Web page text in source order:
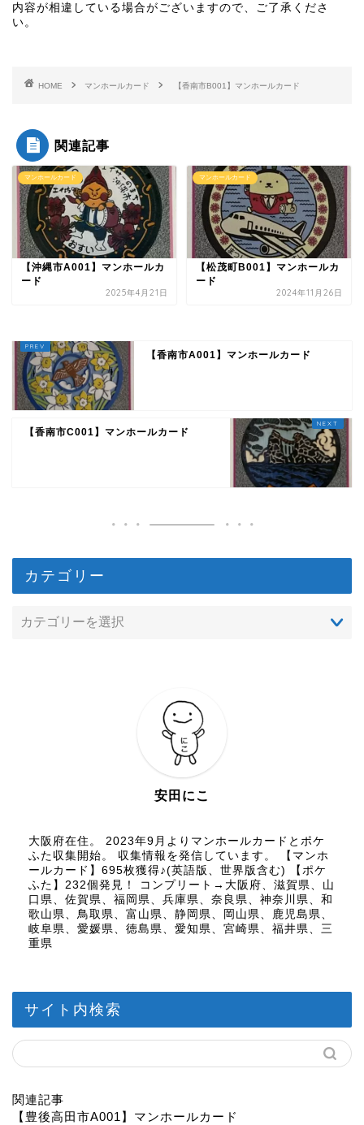
内容が相違している場合がございますので、ご了承くださ
い。
HOME マンホールカード 【香南市B001】マンホールカード
関連記事
マンホールカード
【沖縄市A001】マンホールカ
ード
2025年4月21日
マンホールカード
【松茂町B001】マンホールカ
ード
2024年11月26日
【香南市A001】マンホールカード
【香南市C001】マンホールカード
カテゴリー
安田にこ
大阪府在住。 2023年9月よりマンホールカードとポケ
ふた収集開始。 収集情報を発信しています。 【マンホ
ールカード】695枚獲得♪(英語版、世界版含む) 【ポケ
ふた】232個発見！ コンプリート→大阪府、滋賀県、山
口県、佐賀県、福岡県、兵庫県、奈良県、神奈川県、和
歌山県、鳥取県、富山県、静岡県、岡山県、鹿児島県、
岐阜県、愛媛県、徳島県、愛知県、宮崎県、福井県、三
重県
サイト内検索
関連記事
【豊後高田市A001】マンホールカード